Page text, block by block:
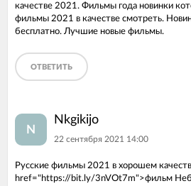
качестве 2021. Фильмы года новинки
фильмы 2021 в качестве смотреть.
бесплатно. Лучшие новые фильмы.
ОТВЕТИТЬ
N
Nkgikijo
22 сентября 2021 14:00
Русские фильмы 2021 в хорошем
href="https://bit.ly/3nVOt7m">фильм